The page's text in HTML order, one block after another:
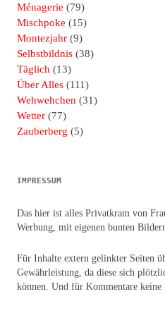
Ménagerie (79)
Mischpoke (15)
Montezjahr (9)
Selbstbildnis (38)
Täglich (13)
Über Alles (111)
Wehwehchen (31)
Wetter (77)
Zauberberg (5)
IMPRESSUM
Das hier ist alles Privatkram von
Werbung, mit eigenen bunten
Für Inhalte extern gelinkter Seiten
Gewährleistung, da diese sich
können. Und für Kommentare keine